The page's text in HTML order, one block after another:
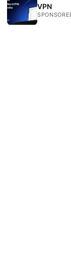
Egypt vpn
VPN